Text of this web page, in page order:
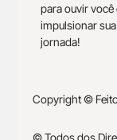
para ouvir você
impulsionar sua
jornada!
Copyright ©